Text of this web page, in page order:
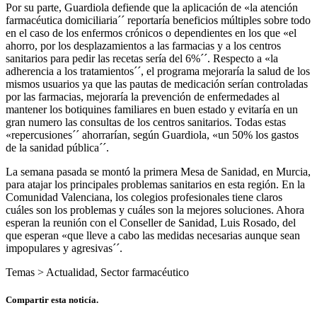
Por su parte, Guardiola defiende que la aplicación de «la atención
farmacéutica domiciliaria´´ reportaría beneficios múltiples sobre todo
en el caso de los enfermos crónicos o dependientes en los que «el
ahorro, por los desplazamientos a las farmacias y a los centros
sanitarios para pedir las recetas sería del 6%´´. Respecto a «la
adherencia a los tratamientos´´, el programa mejoraría la salud de los
mismos usuarios ya que las pautas de medicación serían controladas
por las farmacias, mejoraría la prevención de enfermedades al
mantener los botiquines familiares en buen estado y evitaría en un
gran numero las consultas de los centros sanitarios. Todas estas
«repercusiones´´ ahorrarían, según Guardiola, «un 50% los gastos
de la sanidad pública´´.
La semana pasada se montó la primera Mesa de Sanidad, en Murcia,
para atajar los principales problemas sanitarios en esta región. En la
Comunidad Valenciana, los colegios profesionales tiene claros
cuáles son los problemas y cuáles son la mejores soluciones. Ahora
esperan la reunión con el Conseller de Sanidad, Luis Rosado, del
que esperan «que lleve a cabo las medidas necesarias aunque sean
impopulares y agresivas´´.
Temas > Actualidad, Sector farmacéutico
Compartir esta noticía.